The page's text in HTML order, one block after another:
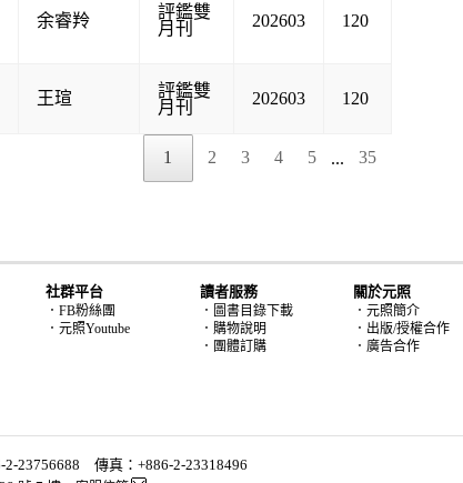
余睿羚
評鑑雙
月刊
202603 120
王瑄
評鑑雙
月刊
202603 120
1 2 3 4 5 35
社群平台
．FB粉絲團
．元照Youtube
讀者服務
．圖書目錄下載
．購物說明
．團體訂購
關於元照
．元照簡介
．出版/授權合作
．廣告合作
2-23756688 傳真：+886-2-23318496